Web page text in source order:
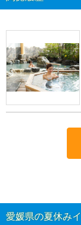
愛媛県の夏休み